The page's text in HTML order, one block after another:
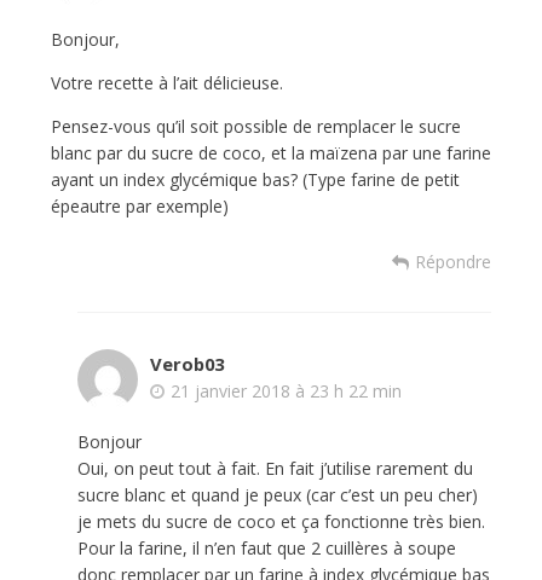
Bonjour,
Votre recette à l’ait délicieuse.
Pensez-vous qu’il soit possible de remplacer le sucre
blanc par du sucre de coco, et la maïzena par une farine
ayant un index glycémique bas? (Type farine de petit
épeautre par exemple)
Répondre
Verob03
21 janvier 2018 à 23 h 22 min
Bonjour
Oui, on peut tout à fait. En fait j’utilise rarement du
sucre blanc et quand je peux (car c’est un peu cher)
je mets du sucre de coco et ça fonctionne très bien.
Pour la farine, il n’en faut que 2 cuillères à soupe
donc remplacer par un farine à index glycémique bas